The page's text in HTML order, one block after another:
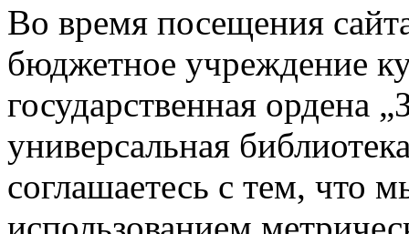
Во время посещения
бюджетное учреждение
государственная ордена
универсальная
соглашаетесь с тем, что